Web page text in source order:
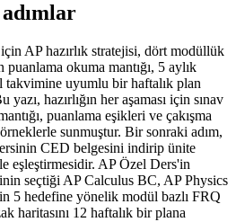
AP hazırlık stratejisi, dört modüllük
okuma mantığı, 5 aylık
takvimine uyumlu bir haftalık plan
yazı, hazırlığın her aşaması için sınav
puanlama eşikleri ve çakışma
sunmuştur. Bir sonraki adım,
CED belgesini indirip ünite
eşleştirmesidir. AP Özel Ders'in
seçtiği AP Calculus BC, AP Physics
5 hedefine yönelik modül bazlı FRQ
haritasını 12 haftalık bir plana